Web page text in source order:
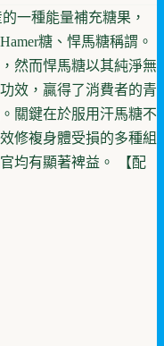
一種能量補充糖果，
糖、悍馬糖稱謂。
然而悍馬糖以其純淨無
效，贏得了消費者的青
關鍵在於服用汗馬糖不
修複身體受損的多種組
均有顯著裨益。 【配